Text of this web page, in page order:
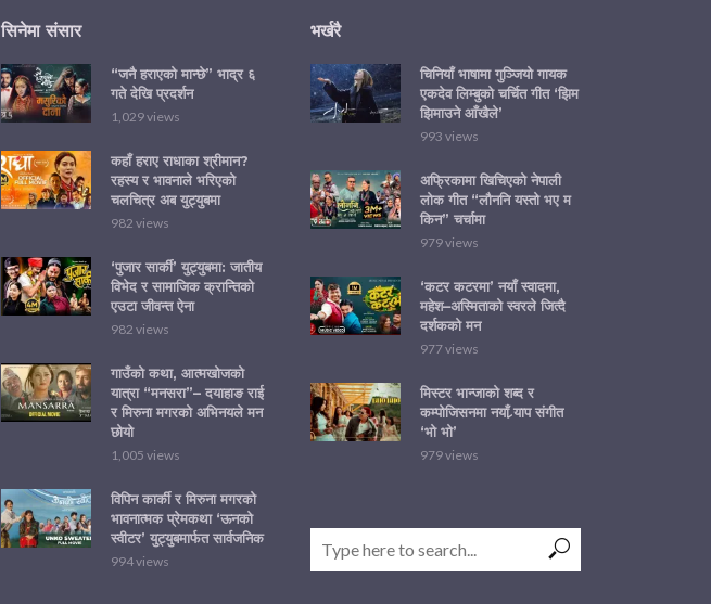
सिनेमा संसार
“जनै हराएको मान्छे” भाद्र ६
गते देखि प्रदर्शन
1,029 views
कहाँ हराए राधाका श्रीमान?
रहस्य र भावनाले भरिएको
चलचित्र अब युट्युबमा
982 views
‘पुजार सार्की’ युट्युबमा: जातीय
विभेद र सामाजिक क्रान्तिको
एउटा जीवन्त ऐना
982 views
गाउँको कथा, आत्मखोजको
यात्रा “मनसरा”– दयाहाङ राई
र मिरुना मगरको अभिनयले मन
छोयो
1,005 views
विपिन कार्की र मिरुना मगरको
भावनात्मक प्रेमकथा ‘ऊनको
स्वीटर’ युट्युबमार्फत सार्वजनिक
994 views
भर्खरै
चिनियाँ भाषामा गुञ्जियो गायक
एकदेव लिम्बुको चर्चित गीत ‘झिम
झिमाउने आँखैले’
993 views
अफ्रिकामा खिचिएको नेपाली
लोक गीत “लौननि यस्तो भए म
किन” चर्चामा
979 views
‘कटर कटरमा’ नयाँ स्वादमा,
महेश–अस्मिताको स्वरले जित्दै
दर्शकको मन
977 views
मिस्टर भान्जाको शब्द र
कम्पोजिसनमा नयाँ र्‍याप संगीत
‘भो भो’
979 views